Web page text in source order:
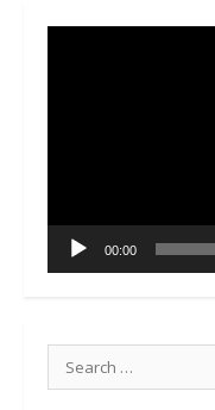
00:00
Search
for: